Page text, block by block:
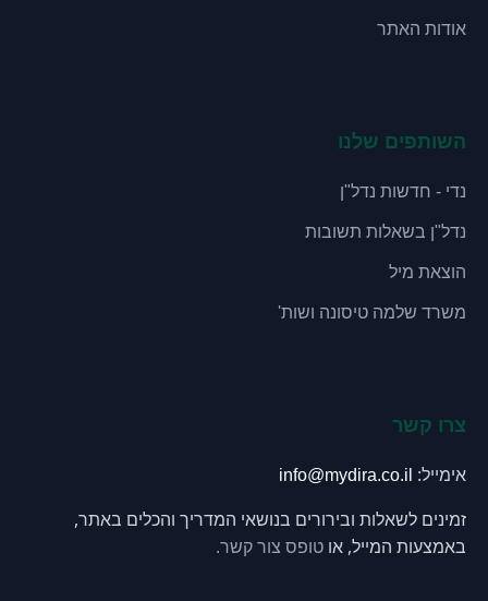
אודות האתר
השותפים שלנו
נדי - חדשות נדל"ן
נדל"ן בשאלות תשובות
הוצאת מיל
משרד שלמה טיסונה ושות'
צרו קשר
אימייל: info@mydira.co.il
זמינים לשאלות ובירורים בנושאי המדריך והכלים באתר,
באמצעות המייל, או טופס צור קשר.